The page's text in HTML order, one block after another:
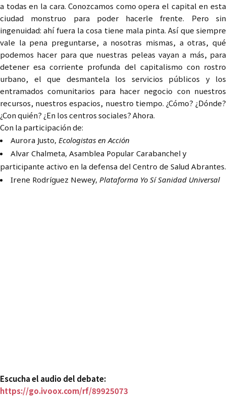
a todas en la cara. Conozcamos como opera el capital en esta
ciudad monstruo para poder hacerle frente. Pero sin
ingenuidad: ahí fuera la cosa tiene mala pinta. Así que siempre
vale la pena preguntarse, a nosotras mismas, a otras, qué
podemos hacer para que nuestras peleas vayan a más, para
detener esa corriente profunda del capitalismo con rostro
urbano, el que desmantela los servicios públicos y los
entramados comunitarios para hacer negocio con nuestros
recursos, nuestros espacios, nuestro tiempo. ¿Cómo? ¿Dónde?
¿Con quién? ¿En los centros sociales? Ahora.
Con la participación de:
Aurora Justo, Ecologistas en Acción
Alvar Chalmeta, Asamblea Popular Carabanchel y
participante activo en la defensa del Centro de Salud Abrantes.
Irene Rodríguez Newey, Plataforma Yo Sí Sanidad Universal
Escucha el audio del debate:
https://go.ivoox.com/rf/89925073